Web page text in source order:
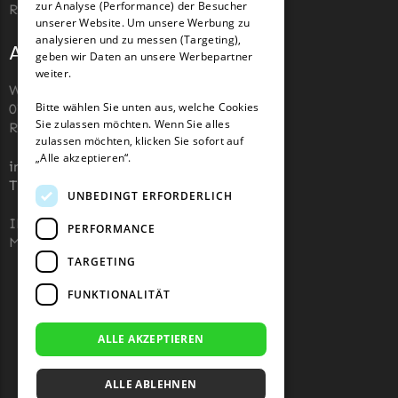
TECH Line Messer
Begrenzungsdraht
Texas Messer
Begrenzungsdraht
Wiper Messer
Begrenzungsdraht
WOLF-Garten
Wolf-Garten Messer
Yardforce
Yardforce Messer
Roboter-Rasenmäher zu kaufen.
Adresse und Kontakt
Wiesenstraße 110,
07743, Jena, Deutschland (keine
Rücksendeadresse)
info@robotermaher-messer.de
Tel. +49 3641 8090878
IHK 67529623
MWST: NL857053759B01
zur Analyse (Performance) der Besucher
unserer Website. Um unsere Werbung zu
analysieren und zu messen (Targeting),
geben wir Daten an unsere Werbepartner
weiter.
Bitte wählen Sie unten aus, welche Cookies
Sie zulassen möchten. Wenn Sie alles
zulassen möchten, klicken Sie sofort auf
„Alle akzeptieren“.
UNBEDINGT ERFORDERLICH
PERFORMANCE
TARGETING
FUNKTIONALITÄT
ALLE AKZEPTIEREN
ALLE ABLEHNEN